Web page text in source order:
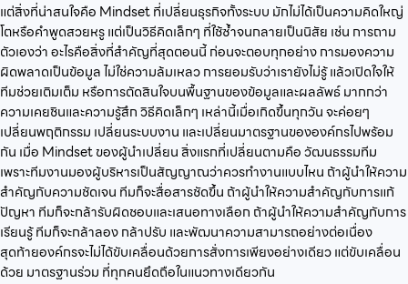
แต่สิ่งที่น่าสนใจคือ Mindset ที่เปลี่ยนธุรกิจทั้งระบบ มักไม่ได้เป็นความคิดใหญ่
โตหรือคำพูดสวยหรู แต่เป็นวิธีคิดเล็กๆ ที่ใช้ซ้ำจนกลายเป็นนิสัย เช่น การถาม
ตัวเองว่า อะไรคือสิ่งที่สำคัญที่สุดตอนนี้ ก่อนจะตอบทุกอย่าง การมองความ
ผิดพลาดเป็นข้อมูล ไม่ใช่ความล้มเหลว การยอมรับว่าเรายังไม่รู้ แล้วเปิดใจให้
ทีมช่วยเติมเต็ม หรือการตัดสินใจบนพื้นฐานของข้อมูลและผลลัพธ์ มากกว่า
ความเคยชินและความรู้สึก วิธีคิดเล็กๆ เหล่านี้เมื่อเกิดขึ้นทุกวัน จะค่อยๆ
เปลี่ยนพฤติกรรม เปลี่ยนระบบงาน และเปลี่ยนมาตรฐานขององค์กรไปพร้อม
กัน เมื่อ Mindset ของผู้นำเปลี่ยน สิ่งแรกที่เปลี่ยนตามคือ วัฒนธรรมทีม
เพราะทีมงานมองผู้บริหารเป็นสัญญาณว่าควรทำงานแบบไหน ถ้าผู้นำให้ความ
สำคัญกับความชัดเจน ทีมก็จะสื่อสารชัดขึ้น ถ้าผู้นำให้ความสำคัญกับการแก้
ปัญหา ทีมก็จะกล้ารับผิดชอบและเสนอทางเลือก ถ้าผู้นำให้ความสำคัญกับการ
เรียนรู้ ทีมก็จะกล้าลอง กล้าปรับ และพัฒนาความสามารถอย่างต่อเนื่อง
สุดท้ายองค์กรจะไม่ได้ขับเคลื่อนด้วยการสั่งการเพียงอย่างเดียว แต่ขับเคลื่อน
ด้วย มาตรฐานร่วม ที่ทุกคนยึดถือในแนวทางเดียวกัน